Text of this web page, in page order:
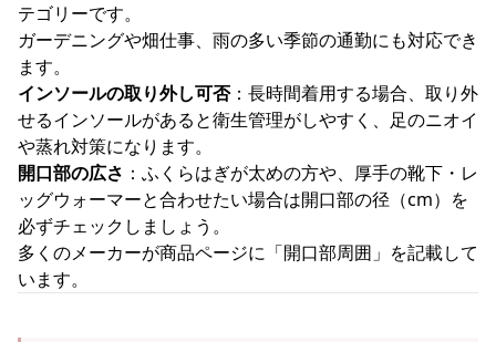
テゴリーです。
ガーデニングや畑仕事、雨の多い季節の通勤にも対応でき
ます。
インソールの取り外し可否：長時間着用する場合、取り外
せるインソールがあると衛生管理がしやすく、足のニオイ
や蒸れ対策になります。
開口部の広さ ：ふくらはぎが太めの方や、厚手の靴下・レ
ッグウォーマーと合わせたい場合は開口部の径（cm）を
必ずチェックしましょう。
多くのメーカーが商品ページに「開口部周囲」を記載して
います。